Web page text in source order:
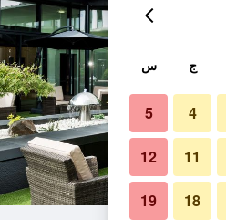
ج س
4
5
11
12
18
19